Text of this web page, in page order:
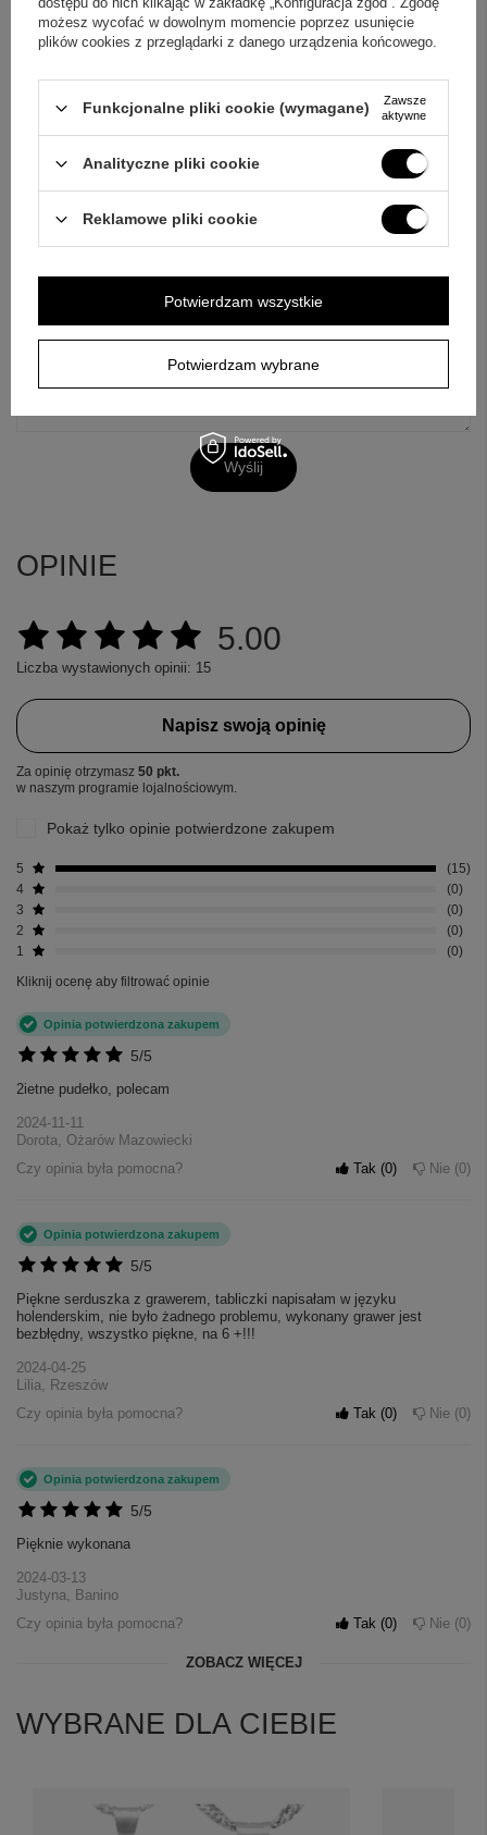
Jeżeli powyższy opis jest dla Ciebie niewystarczający, prześlij nam
swoje pytanie odnośnie tego produktu. Postaramy się odpowiedzieć tak
Dane są przetwarzane zgodnie z
Pytanie
Wyślij
OPINIE
5.00
Liczba wystawionych opinii: 15
Napisz swoją opinię
Za opinię otrzymasz 50 pkt.
w naszym programie lojalnościowym.
Pokaż tylko opinie potwierdzone zakupem
5
15
4
0
3
0
2
0
1
0
Kliknij ocenę aby filtrować opinie
5/5
Opinia potwierdzona zakupem
2ietne pudełko, polecam
2024-11-11
Dorota, Ożarów Mazowiecki
Czy opinia była pomocna?
Tak 0 Nie 0
5/5
Opinia potwierdzona zakupem
Piękne serduszka z grawerem, tabliczki napisałam w języku
holenderskim, nie było żadnego problemu, wykonany grawer jest
bezbłędny, wszystko piękne, na 6 +!!!
2024-04-25
Lilia, Rzeszów
Czy opinia była pomocna?
Tak 0 Nie 0
5/5
Opinia potwierdzona zakupem
Pięknie wykonana
2024-03-13
Justyna, Banino
Czy opinia była pomocna?
Tak 0 Nie 0
ZOBACZ WIĘCEJ
WYBRANE DLA CIEBIE
możesz wycofać w dowolnym momencie poprzez usunięcie
plików cookies z przeglądarki z danego urządzenia końcowego.
Funkcjonalne pliki cookie (wymagane)
Zawsze
aktywne
Analityczne pliki cookie
Reklamowe pliki cookie
Potwierdzam wybrane
Potwierdzam wszystkie